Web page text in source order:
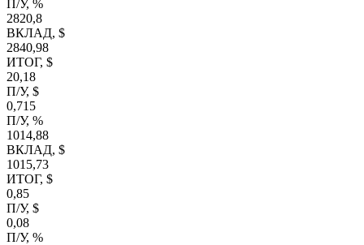
П/У, %
2820,8
ВКЛАД, $
2840,98
ИТОГ, $
20,18
П/У, $
0,715
П/У, %
1014,88
ВКЛАД, $
1015,73
ИТОГ, $
0,85
П/У, $
0,08
П/У, %